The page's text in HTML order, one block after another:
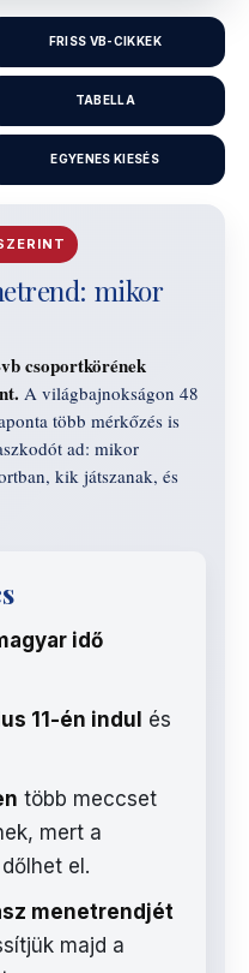
FRISS VB-CIKKEK
TABELLA
EGYENES KIESÉS
mikor
csoportkörének
A világbajnokságon 48
több mérkőzés is
ad: mikor
kik játszanak, és
idő
11-én indul és
több meccset
mert a
el.
menetrendjét
majd a